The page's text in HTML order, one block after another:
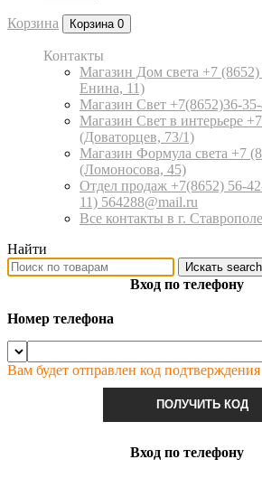
Корзина Корзина 0
Контакты
Магазин Дом света +7
Енина, 11)
Магазин Свет +7(8652)36-
Магазин Свет в интерьере
(Доваторцев, 73/1)
Магазин Формула света +7
(Ломоносова, 45)
Отдел продаж +7(8652) 56-
11) 564288@mail.ru
Все контакты в г. Ставрополе
Найти
Искать search
Вход по телефону
Номер телефона
Вам будет отправлен код подтверждения
ПОЛУЧИТЬ КОД
Вход по телефону